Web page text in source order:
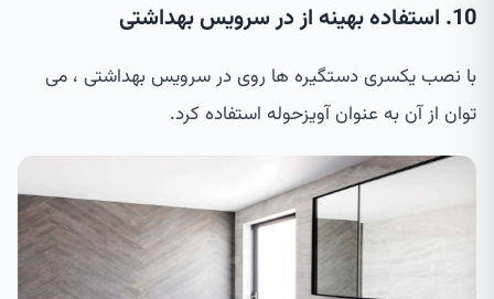
10. استفاده بهینه از در سرویس بهداشتی
با نصب یکسری دستگیره ها روی در سرویس بهداشتی ، می
توان از آن به عنوان آویزحوله استفاده کرد.